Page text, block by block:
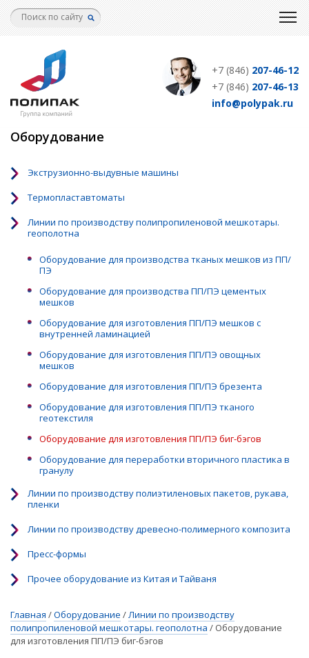
Перейти
к
+7 (846) 207-46-12
+7 (846) 207-46-13
info@polypak.ru
Оборудование
Экструзионно-выдувные машины
Термопластавтоматы
Линии по производству полипропиленовой мешкотары.
геополотна
Оборудование для производства тканых мешков из ПП/
ПЭ
Оборудование для производства ПП/ПЭ цементых
мешков
Оборудование для изготовления ПП/ПЭ мешков с
внутренней ламинацией
Оборудование для изготовления ПП/ПЭ овощных
мешков
Оборудование для изготовления ПП/ПЭ брезента
Оборудование для изготовления ПП/ПЭ тканого
геотекстиля
Оборудование для изготовления ПП/ПЭ биг-бэгов
Оборудование для переработки вторичного пластика в
гранулу
Линии по производству полиэтиленовых пакетов, рукава,
пленки
Линии по производству древесно-полимерного композита
Пресс-формы
Прочее оборудование из Китая и Тайваня
Главная /Оборудование / Линии по производству
полипропиленовой мешкотары. геополотна / Оборудование
для изготовления ПП/ПЭ биг-бэгов